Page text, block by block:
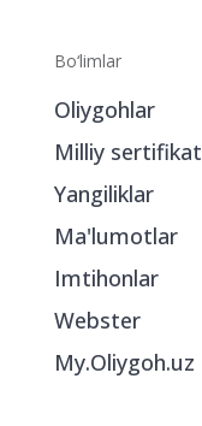
Bo‘limlar
Oliygohlar
Milliy sertifikat
Yangiliklar
Ma'lumotlar
Imtihonlar
Webster
My.Oliygoh.uz